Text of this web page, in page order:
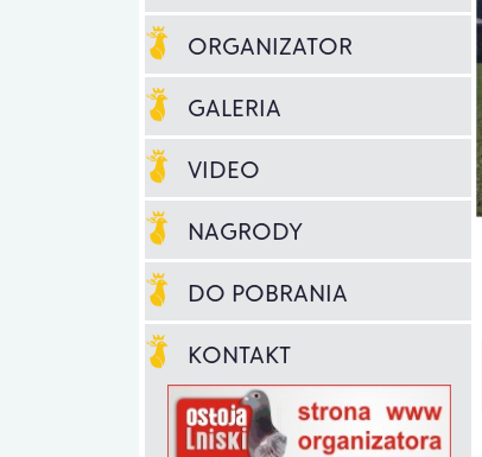
ORGANIZATOR
GALERIA
VIDEO
NAGRODY
DO POBRANIA
KONTAKT